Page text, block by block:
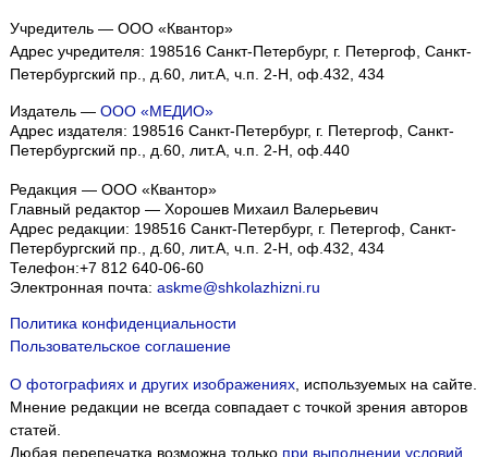
Учредитель — ООО «Квантор»
Адрес учредителя: 198516 Санкт-Петербург, г. Петергоф, Санкт-
Петербургский пр., д.60, лит.А, ч.п. 2-Н, оф.432, 434
Издатель — ООО «МЕДИО»
Адрес издателя: 198516 Санкт-Петербург, г. Петергоф, Санкт-
Петербургский пр., д.60, лит.А, ч.п. 2-Н, оф.440
Редакция — ООО «Квантор»
Главный редактор — Хорошев Михаил Валерьевич
Адрес редакции: 198516 Санкт-Петербург, г. Петергоф Санкт-
Петербургский пр., д.60, лит.А, ч.п. 2-Н, оф.432, 434
Телефон:+7 812 640-06-60
Электронная почта: askme@shkolazhizni.ru
Политика конфиденциальности
Пользовательское соглашение
О фотографиях и других изображениях, используемых на сайте.
Мнение редакции не всегда совпадает с точкой зрения авторов
статей.
Любая перепечатка возможна только при выполнении условий